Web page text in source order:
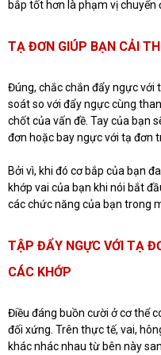
bắp tốt hơn là phạm vị chuyển
TẠ ĐƠN GIÚP BẠN CẢI
Đúng, chắc chắn đẩy ngực với
soát so với đẩy ngực cùng
chốt của vấn đề. Tay của bạn
đơn hoặc bay ngực với tạ đơn
Bởi vì, khi đó cơ bắp của bạn
khớp vai của bạn khi nói bắt
các chức năng của bạn trong
TẬP ĐẨY NGỰC VỚI TẠ
CÁC KHỚP
Điều đáng buồn cười ở cơ thể
đối xứng. Trên thực tế, vai,
khác nhác nhau từ bên này